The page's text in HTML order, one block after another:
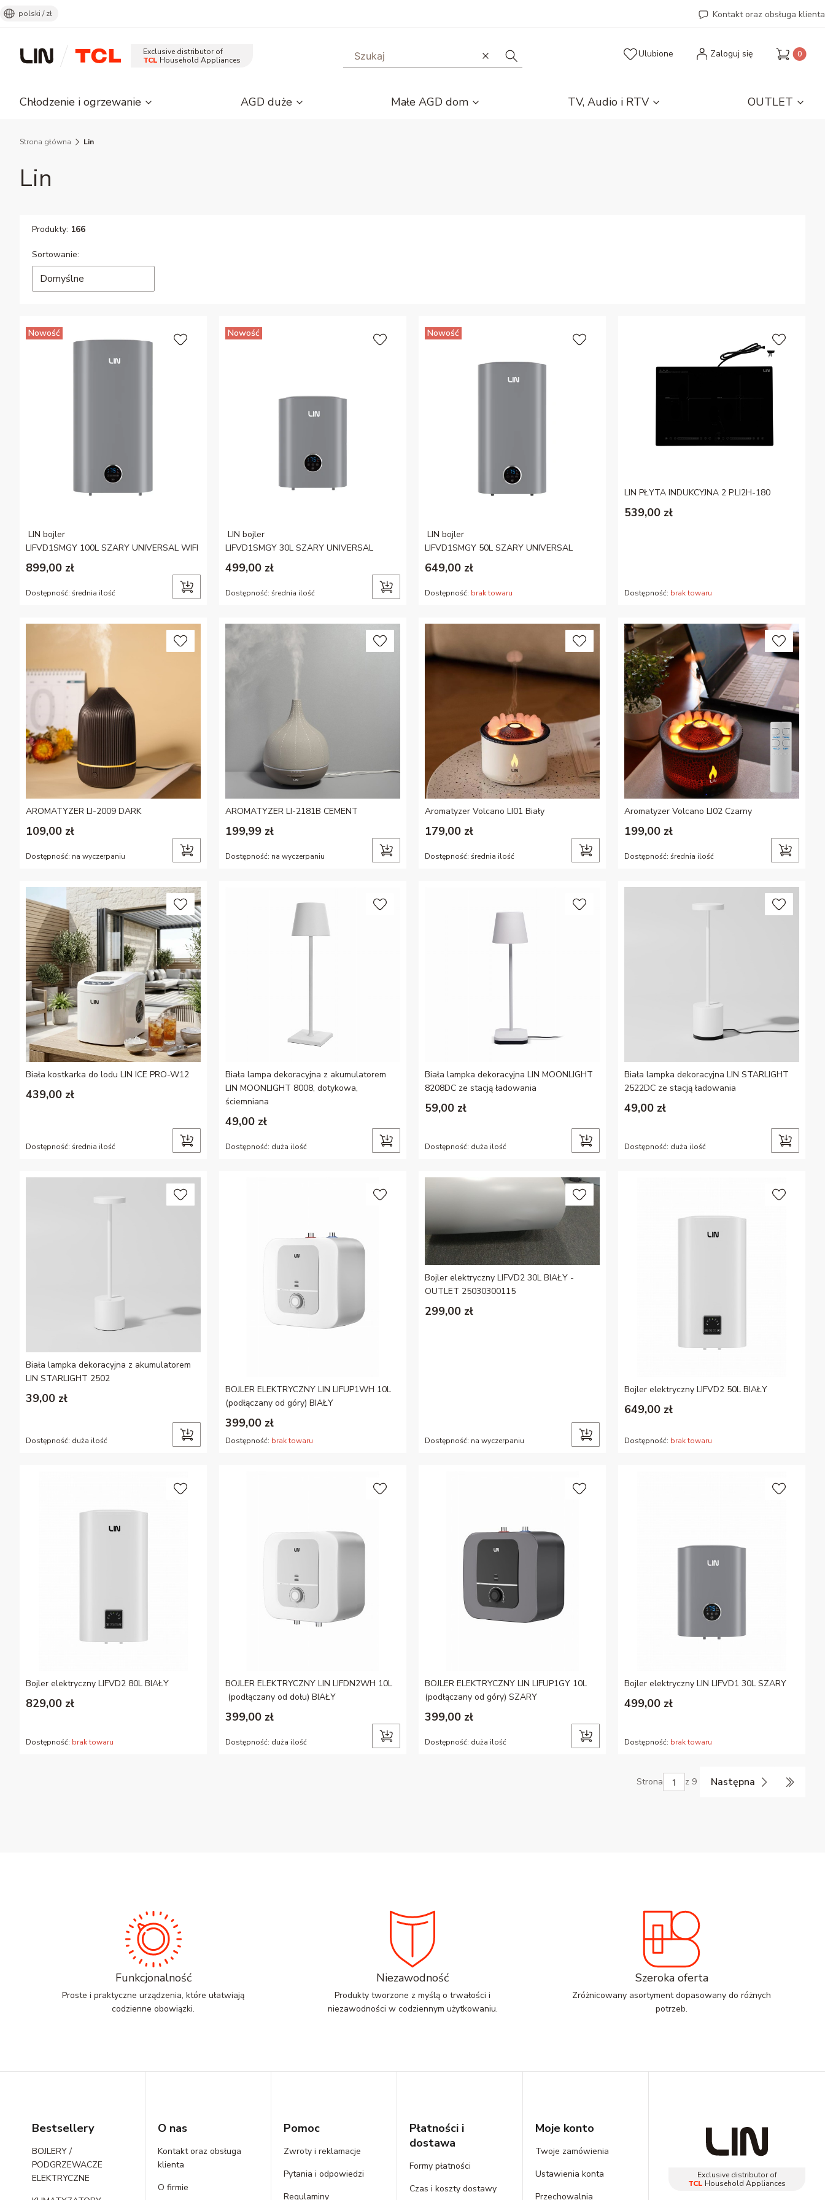
polski / zł Kontakt oraz obsługa klienta
Exclusive distributor of
TCL Household Appliances WyczyśćSzukaj
Ulubione Zaloguj się Produkty
Chłodzenie i ogrzewanie AGD duże Małe AGD dom TV, Audio i RTV OUTLET
Strona główna Lin
Lin
Produkty: 166
Lista produktów
Sortowanie:
Domyślne
Nowość
LIN bojler
LIFVD1SMGY 100L SZARY UNIVERSAL WIFI
899,00 zł
Dostępność: średnia ilość
Nowość
LIN bojler
LIFVD1SMGY 30L SZARY UNIVERSAL
499,00 zł
Dostępność: średnia ilość
Nowość
LIN bojler
LIFVD1SMGY 50L SZARY UNIVERSAL
649,00 zł
Dostępność: brak towaru
LIN PŁYTA INDUKCYJNA 2 P.LI2H-180
539,00 zł
Dostępność: brak towaru
AROMATYZER LI-2009 DARK
109,00 zł
Dostępność: na wyczerpaniu
AROMATYZER LI-2181B CEMENT
199,99 zł
Dostępność: na wyczerpaniu
Aromatyzer Volcano LI01 Biały
179,00 zł
Dostępność: średnia ilość
Aromatyzer Volcano LI02 Czarny
199,00 zł
Dostępność: średnia ilość
Biała kostkarka do lodu LIN ICE PRO-W12
439,00 zł
Dostępność: średnia ilość
Biała lampa dekoracyjna z akumulatorem
LIN MOONLIGHT 8008, dotykowa,
ściemniana
49,00 zł
Dostępność: duża ilość
Biała lampka dekoracyjna LIN MOONLIGHT
8208DC ze stacją ładowania
59,00 zł
Dostępność: duża ilość
Biała lampka dekoracyjna LIN STARLIGHT
2522DC ze stacją ładowania
49,00 zł
Dostępność: duża ilość
Biała lampka dekoracyjna z akumulatorem
LIN STARLIGHT 2502
39,00 zł
Dostępność: duża ilość
BOJLER ELEKTRYCZNY LIN LIFUP1WH 10L
(podłączany od góry) BIAŁY
399,00 zł
Dostępność: brak towaru
Bojler elektryczny LIFVD2 30L BIAŁY -
OUTLET 25030300115
299,00 zł
Dostępność: na wyczerpaniu
Bojler elektryczny LIFVD2 50L BIAŁY
649,00 zł
Dostępność: brak towaru
Bojler elektryczny LIFVD2 80L BIAŁY
829,00 zł
Dostępność: brak towaru
BOJLER ELEKTRYCZNY LIN LIFDN2WH 10L
(podłączany od dołu) BIAŁY
399,00 zł
Dostępność: duża ilość
BOJLER ELEKTRYCZNY LIN LIFUP1GY 10L
(podłączany od góry) SZARY
399,00 zł
Dostępność: duża ilość
Bojler elektryczny LIN LIFVD1 30L SZARY
499,00 zł
Dostępność: brak towaru
Strona z 9 Następna
Funkcjonalność
Proste i praktyczne urządzenia, które ułatwiają
codzienne obowiązki.
Niezawodność
Produkty tworzone z myślą o trwałości i
niezawodności w codziennym użytkowaniu.
Szeroka oferta
Zróżnicowany asortyment dopasowany do różnych
potrzeb.
Bestsellery
BOJLERY /
PODGRZEWACZE
ELEKTRYCZNE
O nas
Kontakt oraz obsługa
klienta
O firmie
Pomoc
Zwroty i reklamacje
Pytania i odpowiedzi
Regulaminy
Płatności i
dostawa
Formy płatności
Czas i koszty dostawy
Moje konto
Twoje zamówienia
Ustawienia konta
Przechowalnia
Exclusive distributor of
TCL Household Appliances